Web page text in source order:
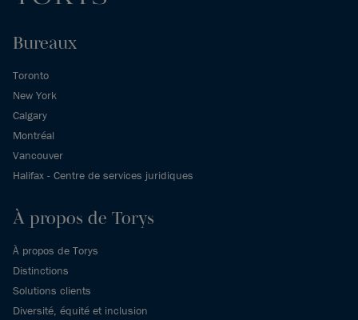
Bureaux
Toronto
New York
Calgary
Montréal
Vancouver
Halifax - Centre de services juridiques
À propos de Torys
À propos de Torys
Distinctions
Solutions clients
Diversité, équité et inclusion